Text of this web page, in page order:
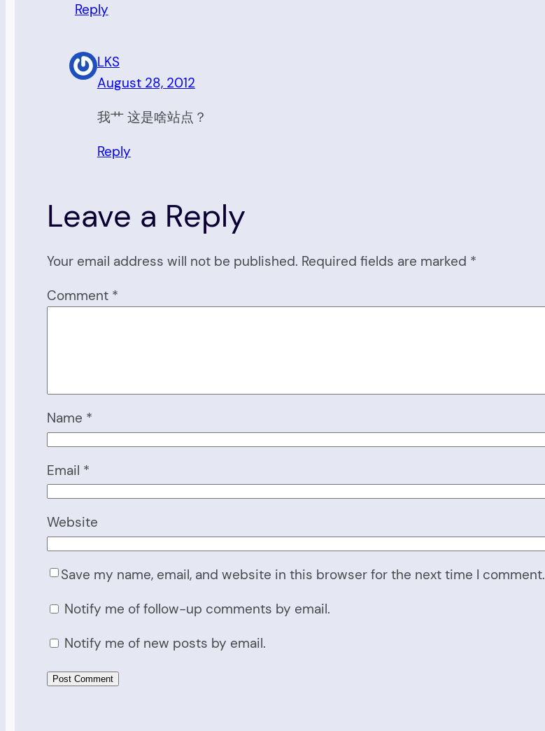
Reply
LKS
August 28, 2012
我艹 这是啥站点？
Reply
Leave a Reply
Your email address will not be published. Required fields are marked *
Comment *
Name *
Email *
Website
Save my name, email, and website in this browser for the next time I comment.
Notify me of follow-up comments by email.
Notify me of new posts by email.